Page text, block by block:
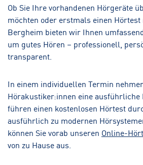
Ob Sie Ihre vorhandenen Hörgeräte
möchten oder erstmals einen
Bergheim bieten wir Ihnen
um gutes Hören – professionell,
transparent.
In einem individuellen Termin
Hörakustiker:innen eine ausführliche
führen einen kostenlosen Hörtest
ausführlich zu modernen
können Sie vorab unseren Online-
von zu Hause aus.